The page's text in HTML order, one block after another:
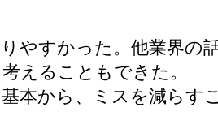
りやすかった。他業界の
えることもできた。
基本から、ミスを減らす